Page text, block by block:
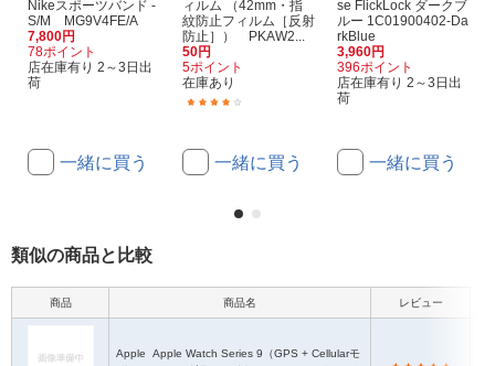
Nikeスポーツバンド -
S/M MG9V4FE/A
7,800円
78ポイント
店在庫有り 2～3日出
荷
一緒に買う
ィルム （42mm・指
紋防止フィルム［反射
防止］） PKAW2...
50円
5ポイント
在庫あり
一緒に買う
se FlickLock ダークブ
ルー 1C01900402-Da
rkBlue
3,960円
396ポイント
店在庫有り 2～3日出
荷
一緒に買う
類似の商品と比較
商品 商品名 レビュー
Apple